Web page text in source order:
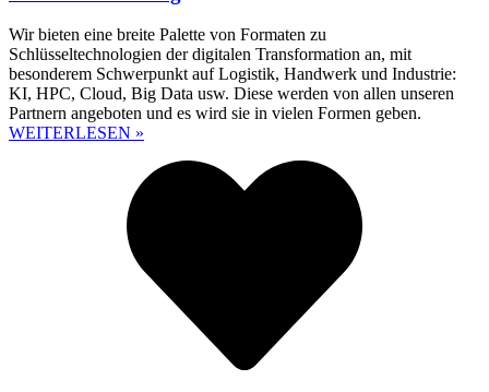
Wir bieten eine breite Palette von Formaten zu
Schlüsseltechnologien der digitalen Transformation an, mit
besonderem Schwerpunkt auf Logistik, Handwerk und Industrie:
KI, HPC, Cloud, Big Data usw. Diese werden von allen unseren
Partnern angeboten und es wird sie in vielen Formen geben.
WEITERLESEN »